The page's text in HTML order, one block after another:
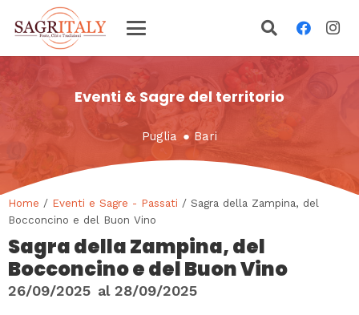
Eventi & Sagre del territorio
Puglia ● Bari
Home / Eventi e Sagre - Passati / Sagra della Zampina, del
Bocconcino e del Buon Vino
Sagra della Zampina, del
Bocconcino e del Buon Vino
26/09/2025 al 28/09/2025